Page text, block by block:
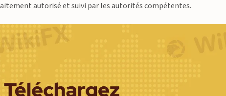
autorisé et suivi par les autorités compétentes.